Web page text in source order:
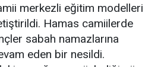
merkezli eğitim modelleri
Hamas camiilerde
sabah namazlarına
eden bir nesildi.